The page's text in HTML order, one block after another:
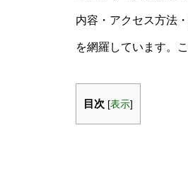
内容・アクセス方法
を網羅しています。
目次 [表示]